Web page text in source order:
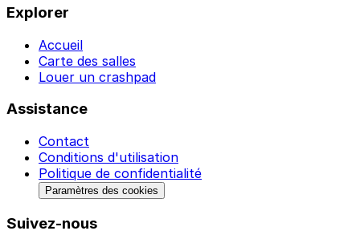
Explorer
Accueil
Carte des salles
Louer un crashpad
Assistance
Contact
Conditions d'utilisation
Politique de confidentialité
Paramètres des cookies
Suivez-nous